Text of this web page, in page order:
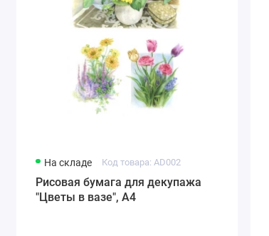
На складе Код товара: AD002
Рисовая бумага для декупажа
"Цветы в вазе", А4